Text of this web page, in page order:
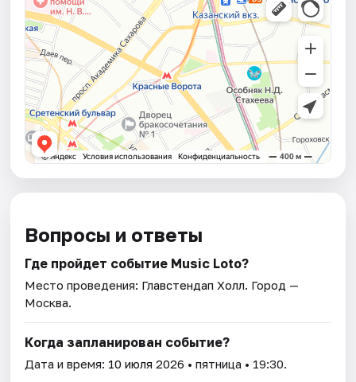
Вопросы и ответы
Где пройдет событие Music Loto?
Место проведения: Главстендап Холл. Город —
Москва.
Когда запланирован событие?
Дата и время: 10 июля 2026 • пятница • 19:30.